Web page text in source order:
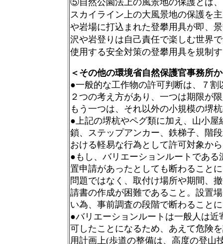
スカイライン上の大風景地の保護を
や岩場に打込まれた登攀用具が即、
沢や岩登りは自己責任で楽しむ世界
使用する安全対策の登攀用具を規制
＜その他の環境省自然保護官事務所
●一般的な工作物の許可判断は、７
２つの考え方があり、一つは期限が
もう一つは、それ以外の小規模の堺
●上記の堺杭やペグ類に加え、山小
鎖、ステップアンカー、鉄梯子、階
おける軽易な行為として許可対象か
●もし、バリエーションルートであ
置申請があったとしても断わること
問題ではなく、取付け場所や期間、
請書の作成が困難であること。設置
い為、事前調査の段階で断わること
●バリエーションルートは一般人は
可したことになるため、あえて危険
用計画上(歩道の整備は、高度の登山